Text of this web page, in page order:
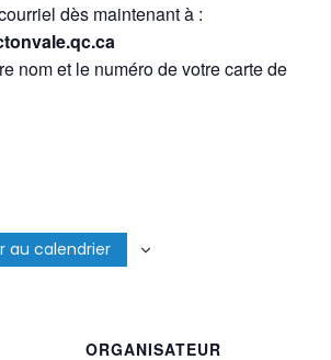
dès maintenant à :
nom et le numéro de votre carte de
au calendrier
ORGANISATEUR